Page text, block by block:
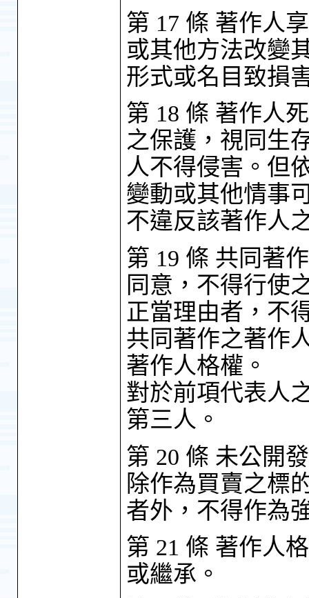
第 17 條 著作人
或其他方法改變
形式或名目致損
第 18 條 著作人
之保護，視同生
人不得侵害。但
變動或其他情事
不違反該著作人
第 19 條 共同著
同意，不得行使
正當理由者，不
共同著作之著作
著作人格權。
對於前項代表人
第三人。
第 20 條 未公開
除作為買賣之標
者外，不得作為
第 21 條 著作人
或繼承。